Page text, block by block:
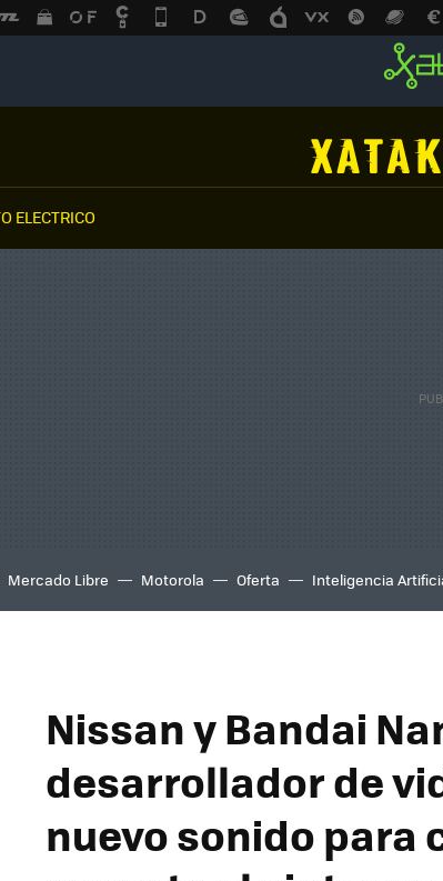
ELECTRICO
Mercado Libre Motorola Oferta Inteligencia
Nissan y Bandai
desarrollador de
nuevo sonido para